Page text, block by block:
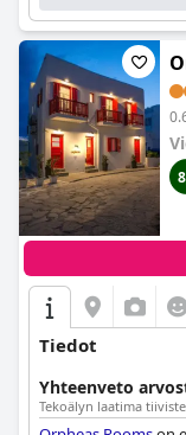
Tiedot
Yhteenveto
Tekoälyn laatima